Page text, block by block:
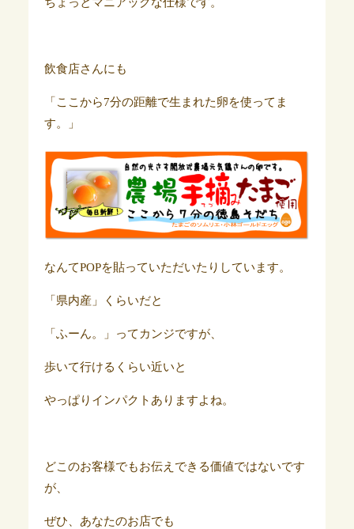
飲食店さんにも
「ここから7分の距離で生まれた卵を使ってま
す。」
なんてPOPを貼っていただいたりしています。
「県内産」くらいだと
「ふーん。」ってカンジですが、
歩いて行けるくらい近いと
やっぱりインパクトありますよね。
どこのお客様でもお伝えできる価値ではないです
が、
ぜひ、あなたのお店でも